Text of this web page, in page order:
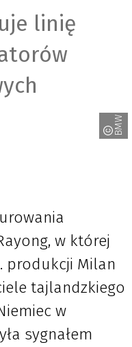
linię
BMW
w której
produkcji Milan
tajlandzkiego
w
sygnałem